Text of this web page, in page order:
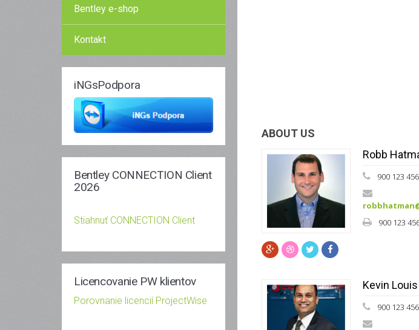
Bentley e-shop
Kontakt
iNGsPodpora
Bentley CONNECTION Client
2026
Stiahnuť CONNECTION Client
Licencovanie PW klientov
Porovnanie licencií ProjectWise
ABOUT US
Robb
900 123
900 123
Kevin Louis
900 123